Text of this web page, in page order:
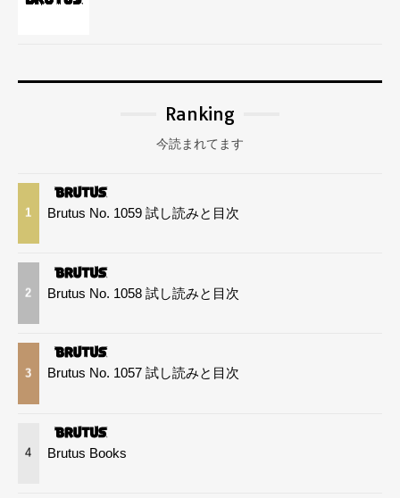
Ranking
今読まれてます
1 Brutus No. 1059 試し読みと目次
2 Brutus No. 1058 試し読みと目次
3 Brutus No. 1057 試し読みと目次
4 Brutus Books